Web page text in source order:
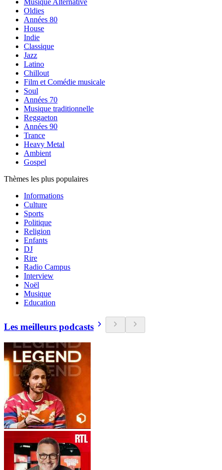
Musique Alternative
Oldies
Années 80
House
Indie
Classique
Jazz
Latino
Chillout
Film et Comédie musicale
Soul
Années 70
Musique traditionnelle
Reggaeton
Années 90
Trance
Heavy Metal
Ambient
Gospel
Thèmes les plus populaires
Informations
Culture
Sports
Politique
Religion
Enfants
DJ
Rire
Radio Campus
Interview
Noël
Musique
Education
Les meilleurs podcasts